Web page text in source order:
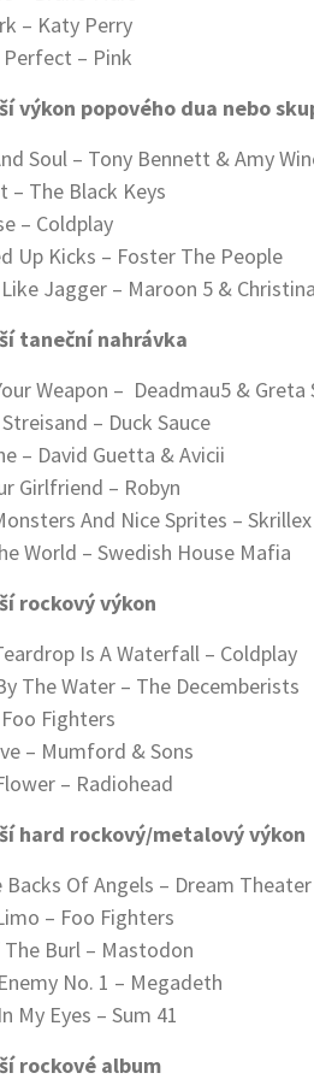
– Katy Perry
Perfect – Pink
výkon popového dua nebo
Soul – Tony Bennett & Amy
– The Black Keys
– Coldplay
Up Kicks – Foster The People
Jagger – Maroon 5 &
taneční nahrávka
Weapon – Deadmau5 & Greta
– Duck Sauce
– David Guetta & Avicii
Girlfriend – Robyn
And Nice Sprites – Skrillex
World – Swedish House Mafia
rockový výkon
Is A Waterfall – Coldplay
The Water – The Decemberists
Fighters
– Mumford & Sons
– Radiohead
hard rockový/metalový výkon
Backs Of Angels – Dream Theater
– Foo Fighters
The Burl – Mastodon
No. 1 – Megadeth
My Eyes – Sum 41
rockové album